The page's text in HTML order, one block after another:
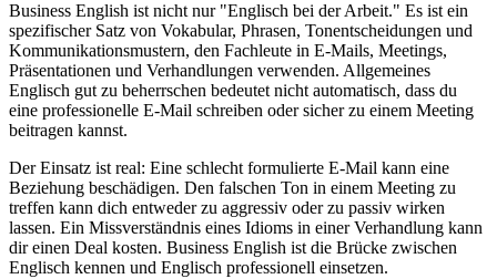
Business English ist nicht nur "Englisch bei der Arbeit." Es ist ein
spezifischer Satz von Vokabular, Phrasen, Tonentscheidungen und
Kommunikationsmustern, den Fachleute in E-Mails, Meetings,
Präsentationen und Verhandlungen verwenden. Allgemeines
Englisch gut zu beherrschen bedeutet nicht automatisch, dass du
eine professionelle E-Mail schreiben oder sicher zu einem Meeting
beitragen kannst.
Der Einsatz ist real: Eine schlecht formulierte E-Mail kann eine
Beziehung beschädigen. Den falschen Ton in einem Meeting zu
treffen kann dich entweder zu aggressiv oder zu passiv wirken
lassen. Ein Missverständnis eines Idioms in einer Verhandlung kann
dir einen Deal kosten. Business English ist die Brücke zwischen
Englisch kennen und Englisch professionell einsetzen.